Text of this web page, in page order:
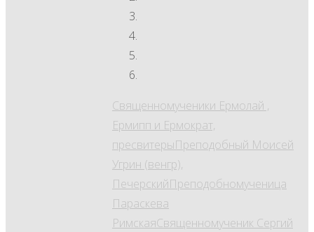
Священномученики Ермолай ,
Ермипп и Ермократ,
пресвитерыПреподобный Моисей
Угрин (венгр),
ПечерскийПреподобномученица
Параскева
РимскаяСвященномученик Сергий